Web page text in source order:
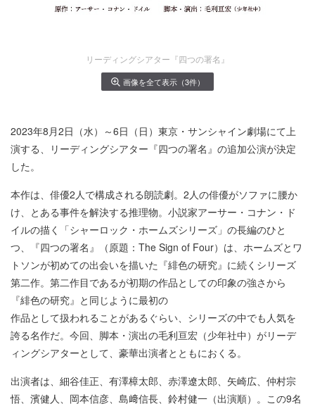
リーディングシアター『四つの署名』
画像を全て表示（3件）
2023年8月2日（水）～6日（日）東京・サンシャイン劇場にて上
演する、リーディングシアター『四つの署名』の追加公演が決定
した。
本作は、俳優2人で構成される朗読劇。2人の俳優がソファに腰か
け、とある事件を解決する推理物。小説家アーサー・コナン・ド
イルの描く「シャーロック・ホームズシリーズ」の長編のひと
つ、『四つの署名』（原題：The Sign of Four）は、ホームズとワ
トソンが初めての出会いを描いた『緋色の研究』に続くシリーズ
第二作。第二作目であるが初期の作品としての印象の強さから
『緋色の研究』と同じように最初の
作品として扱われることがあるぐらい、シリーズの中でも人気を
誇る名作だ。今回、脚本・演出の毛利亘宏（少年社中）がリーデ
ィングシアターとして、豪華出演者とともにおくる。
出演者は、細谷佳正、有澤樟太郎、赤澤遼太郎、矢崎広、仲村宗
悟、濱健人、岡本信彦、島﨑信長、鈴村健一（出演順）。この9名